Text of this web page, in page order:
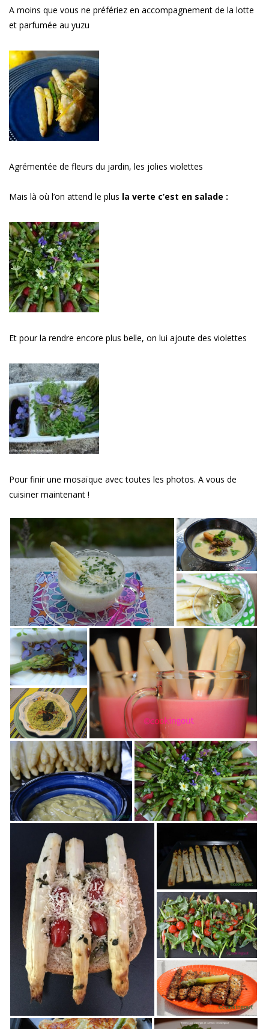
A moins que vous ne préfériez en accompagnement de la lotte
et parfumée au yuzu
Agrémentée de fleurs du jardin, les jolies violettes
Mais là où l’on attend le plus la verte c’est en salade :
Et pour la rendre encore plus belle, on lui ajoute des violettes
Pour finir une mosaïque avec toutes les photos. A vous de
cuisiner maintenant !